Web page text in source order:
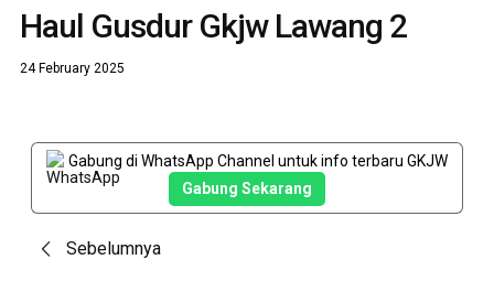
Haul Gusdur Gkjw Lawang 2
24 February 2025
Gabung di WhatsApp Channel untuk info terbaru GKJW
Gabung Sekarang
Post
Sebelumnya